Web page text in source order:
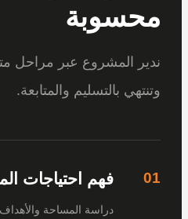
المشروع عبر مراحل مترابطة
بالتسليم والمتابعة.
فهم احتياجات المشروع
دراسة المساحة والأهداف وطبيعة